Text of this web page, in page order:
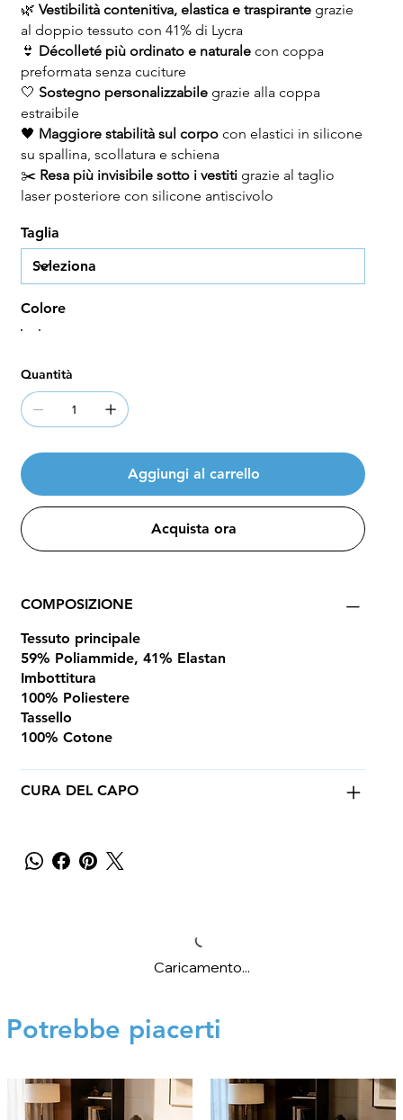
🌿 Vestibilità contenitiva, elastica e traspirantegrazie
al doppio tessuto con 41% di Lycra
👙 Décolleté più ordinato e naturalecon coppa
preformata senza cuciture
🤍 Sostegno personalizzabilegrazie alla coppa
estraibile
🖤 Maggiore stabilità sul corpocon elastici in silicone
su spallina, scollatura e schiena
✂️ Resa più invisibile sotto i vestitigrazie al taglio
laser posteriore con silicone antiscivolo
Taglia
Colore
Quantità
Aggiungi al carrello
Acquista ora
COMPOSIZIONE
Tessuto principale
59% Poliammide, 41% Elastan
Imbottitura
100% Poliestere
Tassello
100% Cotone
CURA DEL CAPO
Caricamento...
Potrebbe piacerti